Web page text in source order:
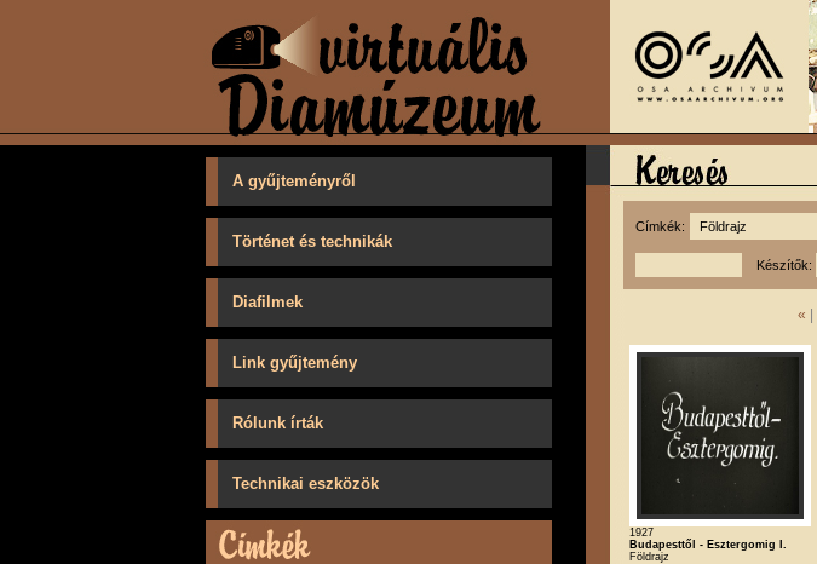
A gyűjteményről
Történet és technikák
Diafilmek
Link gyűjtemény
Rólunk írták
Technikai eszközök
Címkék:
Készítők:
« |
1927
Budapesttől - Esztergomig I.
Földrajz